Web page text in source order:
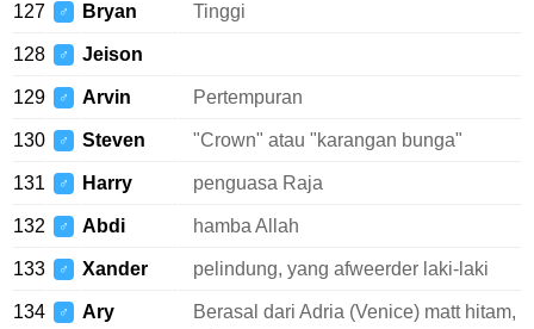
127 ♂ Bryan Tinggi
128 ♂ Jeison
129 ♂ Arvin Pertempuran
130 ♂ Steven "Crown" atau "karangan bunga"
131 ♂ Harry penguasa Raja
132 ♂ Abdi hamba Allah
133 ♂ Xander pelindung, yang afweerder laki-laki
134 ♂ Ary
Berasal dari Adria (Venice) matt hitam,